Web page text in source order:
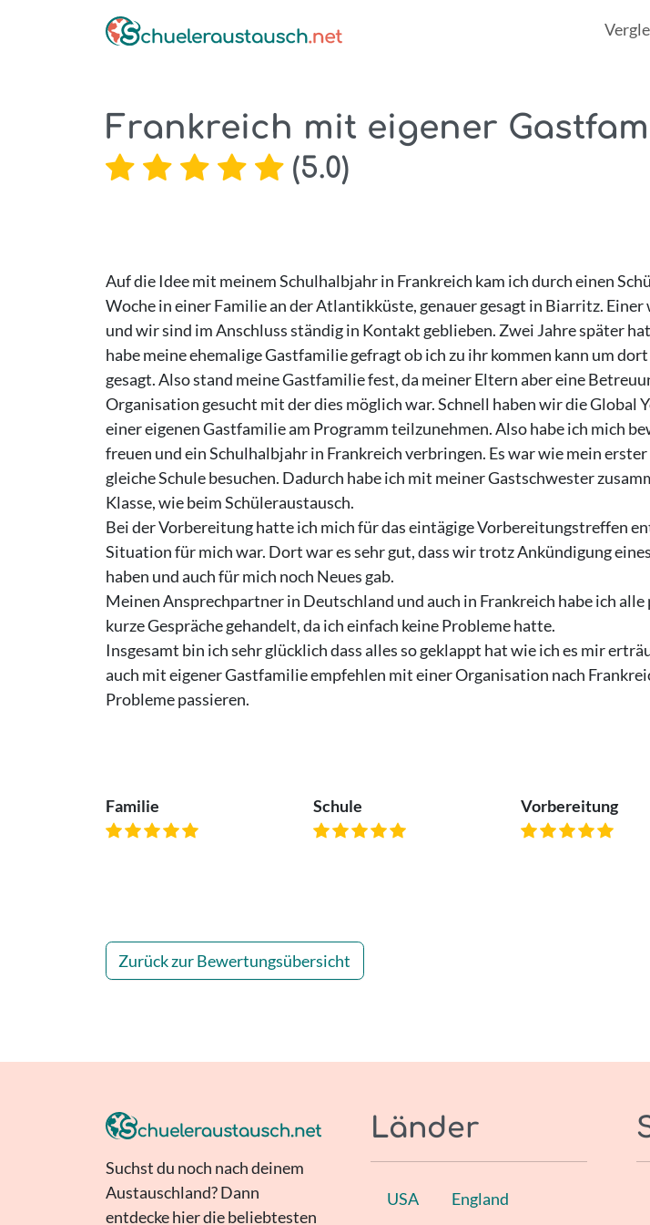
Frankreich mit eigener
(5.0)
Auf die Idee mit meinem Schulhalbjahr in Frankreich kam ich durch einen
Woche in einer Familie an der Atlantikküste, genauer gesagt in Biarritz.
und wir sind im Anschluss ständig in Kontakt geblieben. Zwei Jahre später
habe meine ehemalige Gastfamilie gefragt ob ich zu ihr kommen kann um
gesagt. Also stand meine Gastfamilie fest, da meiner Eltern aber eine
Organisation gesucht mit der dies möglich war. Schnell haben wir die
einer eigenen Gastfamilie am Programm teilzunehmen. Also habe ich mich
freuen und ein Schulhalbjahr in Frankreich verbringen. Es war wie mein
gleiche Schule besuchen. Dadurch habe ich mit meiner Gastschwester
Klasse, wie beim Schüleraustausch.
Bei der Vorbereitung hatte ich mich für das eintägige Vorbereitungstreffen
Situation für mich war. Dort war es sehr gut, dass wir trotz Ankündigung
haben und auch für mich noch Neues gab.
Meinen Ansprechpartner in Deutschland und auch in Frankreich habe ich
kurze Gespräche gehandelt, da ich einfach keine Probleme hatte.
Insgesamt bin ich sehr glücklich dass alles so geklappt hat wie ich es mir
auch mit eigener Gastfamilie empfehlen mit einer Organisation nach
Probleme passieren.
Familie Schule Vorbereitung
Zurück zur Bewertungsübersicht
Suchst du noch nach deinem
Austauschland? Dann
entdecke hier die beliebtesten
Länder
USA England